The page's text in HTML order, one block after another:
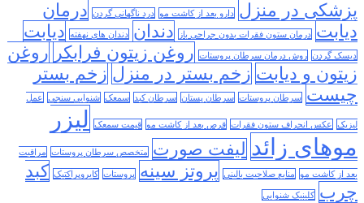
پزشکی در منزل دارو بعد از کاشت مو درد ناگهانی گردن درمان
دیابت درمان ستون فقرات بدون جراحی باز دندان دندان های نهفته دیابت
دیسک گردن روش درمان سرطان پروستات روغن زیتون فرابکر روغن
زیتون و دیابت زخم بستر در منزل زخم بستر
چیست سرطان پروستات سرطان پستان سرطان کبد سمعک شنوایی سنجی عمل
لیزیک عکس انحراف ستون فقرات قرص بعد از کاشت مو قیمت سمعک
لیزر
موهای زائد لیفت صورت متخصص سرطان پروستات مراقبت
بعد از کاشت مو منابع صلاحیت بالینی پروتز سینه پروستات کایروپراکتیک کبد
چرب کلینیک شنوایی